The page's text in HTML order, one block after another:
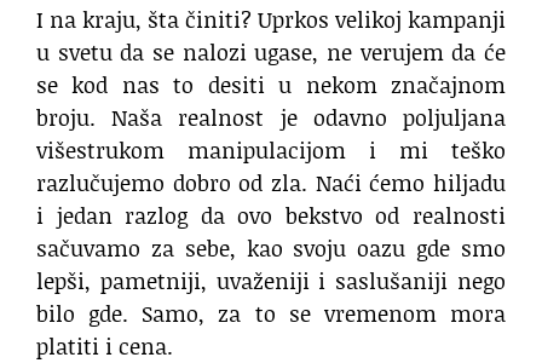
I na kraju, šta činiti? Uprkos velikoj kampanji
u svetu da se nalozi ugase, ne verujem da će
se kod nas to desiti u nekom značajnom
broju. Naša realnost je odavno poljuljana
višestrukom manipulacijom i mi teško
razlučujemo dobro od zla. Naći ćemo hiljadu
i jedan razlog da ovo bekstvo od realnosti
sačuvamo za sebe, kao svoju oazu gde smo
lepši, pametniji, uvaženiji i saslušaniji nego
bilo gde. Samo, za to se vremenom mora
platiti i cena.